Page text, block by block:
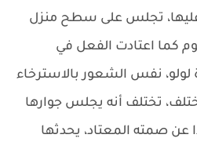
عليها، تجلس على سطح منزل
كما اعتادت الفعل في
لولو، نفس الشعور بالاسترخاء
تختلف أنه يجلس جوارها
عن صمته المعتاد، يحدثها